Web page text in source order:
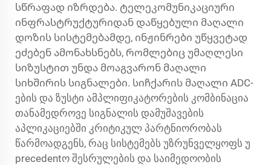
სწრაფად იზრდება. ტელეკომუნიკაციური
ინფრასტრუქტურიდან დაწყებული მაღალი
დოზის სისტემებამდე, ინჟინრები უწყვეტად
ეძებენ ამონახსნებს, რომლებიც უმაღლესი
სიზუსტით უნდა მოაგვარონ მაღალი
სიხშირის სიგნალები. სიჩქარის მაღალი ADC-
ების და ზუსტი ამპლიფიკატორების კომბინაცია
თანამედროვე სიგნალის დამუშავების
აპლიკაციებში კრიტიკულ პარტნიორობას
წარმოადგენს, რაც სისტემებს უზრუნველყოფს უ
precedentო შესრულების და საიმედოობის